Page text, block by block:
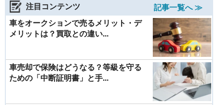
注目コンテンツ
記事一覧へ ≫
車をオークションで売るメリット・デ
メリットは？買取との違い...
車売却で保険はどうなる？等級を守る
ための「中断証明書」と手...